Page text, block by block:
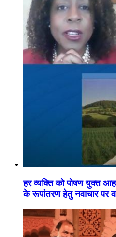
हर व्यक्ति को पोषण युक्त
के रूपांतरण हेतु नवाचार पर